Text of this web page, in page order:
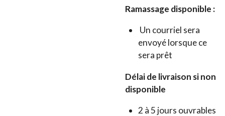
Ramassage disponible :
Un courriel sera
envoyé lorsque ce
sera prêt
Délai de livraison si non
disponible
2 à 5 jours ouvrables